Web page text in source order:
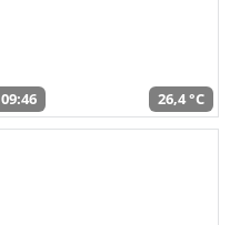
09:46 26,4 °C